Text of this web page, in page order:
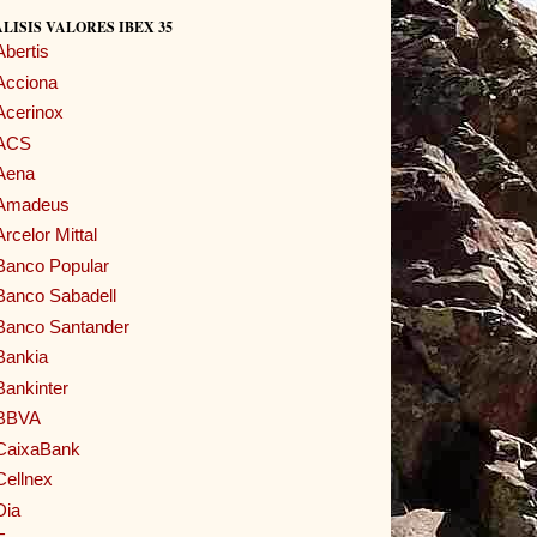
VALORES IBEX 35
Mittal
Popular
Sabadell
Santander